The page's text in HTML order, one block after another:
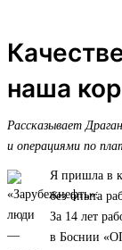
наша
Рассказывает
и операциями по
Я пришла в
без опыта
За 14 лет
в Боснии